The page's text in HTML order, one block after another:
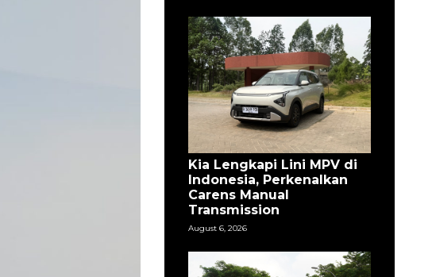
Kia Lengkapi Lini MPV di
Indonesia, Perkenalkan
Carens Manual
Transmission
August 6, 2026